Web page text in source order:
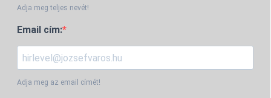
Adja meg teljes nevét!
Email cím:
Adja meg az email címét!